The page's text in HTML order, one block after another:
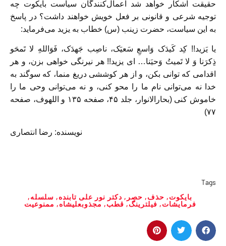
حقیقت آشکار خواهد شد اعمال‌کنندگان سیاست بایکوت چه
توجیه شرعی و قانونی بر فعل خویش خواهند داشت؟ در پاسخ
به این سیاست، حضرت زینب (س) خطاب به یزید می‌فرماید:
یا یَزید!! کِد کَیدَک وَاسعِ سَعیَک، ناصِب جَهدَک، فَوَاللهِ لا تَمحَو
ذِکرَنا وَ لا تَمیتُ وَحیَنا… ای یزید!! هر نیرنگى خواهى بزن، و هر
اقدامى كه توانى بكن، و از هر كوششى دریغ منما، كه سوگند به
خدا نه مى‌توانى نام ما را محو كنى، و نه مى‌توانى وحى ما را
خاموش كنى (بحارالانوار، جلد ۴۵، صفحه ۱۳۵ و اللهوف، صفحه
۷۷)
نویسنده: رضا انتصاری
Tags
بایکوت, حذف, حصر , دکتر نور علی تابنده, سلسله,
فرمایشات, فیلترینگ, قطب, مجذوبعلیشاه, ممنوعیت